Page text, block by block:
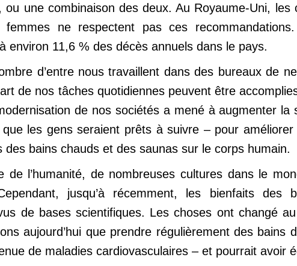
ou une combinaison des deux. Au Royaume-Uni,
ne respectent pas ces
environ 11,6 % des décès annuels dans le pays.
d’entre nous travaillent dans des bureaux de
de nos tâches quotidiennes peuvent être
de nos sociétés a mené à augmenter
les gens seraient prêts à suivre – pour
des bains chauds et des saunas sur le corps humain.
de l’humanité, de nombreuses cultures dans le
jusqu’à récemment, les bienfaits des
de bases scientifiques. Les choses ont changé
aujourd’hui que prendre régulièrement des
de maladies cardiovasculaires – et pourrait avoir